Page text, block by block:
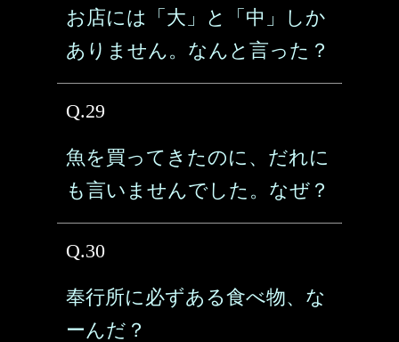
お店には「大」と「中」しか
ありません。なんと言った？
Q.29
魚を買ってきたのに、だれに
も言いませんでした。なぜ？
Q.30
奉行所に必ずある食べ物、な
ーんだ？